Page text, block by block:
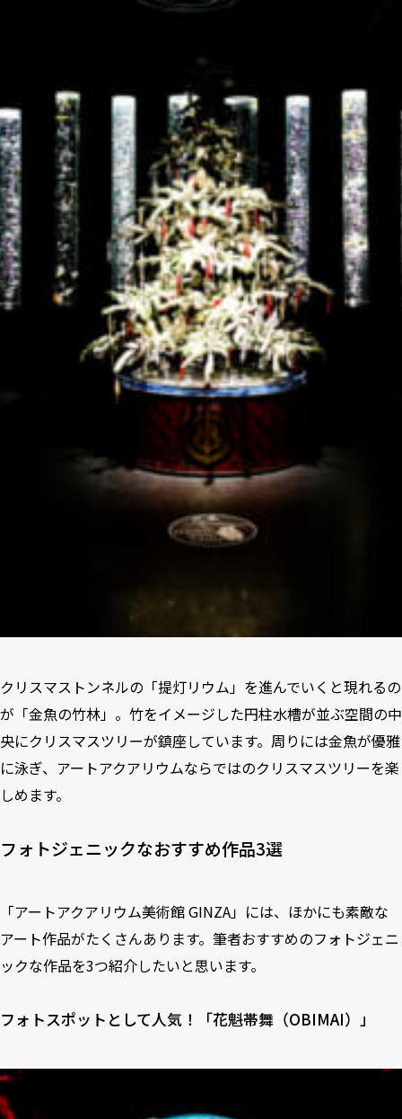
クリスマストンネルの「提灯リウム」を進んでいくと現れるの
が「金魚の竹林」。竹をイメージした円柱水槽が並ぶ空間の中
央にクリスマスツリーが鎮座しています。周りには金魚が優雅
に泳ぎ、アートアクアリウムならではのクリスマスツリーを楽
しめます。
フォトジェニックなおすすめ作品3選
「アートアクアリウム美術館 GINZA」には、ほかにも素敵な
アート作品がたくさんあります。筆者おすすめのフォトジェニ
ックな作品を3つ紹介したいと思います。
フォトスポットとして人気！「花魁帯舞（OBIMAI）」